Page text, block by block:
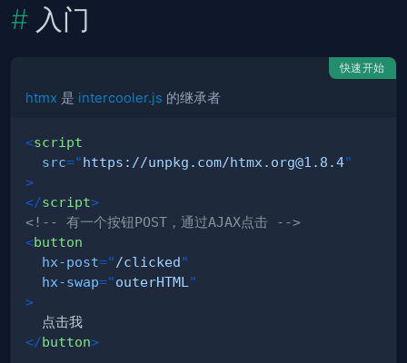
入门
快速开始
htmx 是 intercooler.js 的继承者
<script
src="https://unpkg.com/htmx.org@1.8.4"
>
</script>
<!-- 有一个按钮POST，通过AJAX点击 -->
<button
hx-post=" /clicked"
hx-swap="outerHTML "
>
</button>